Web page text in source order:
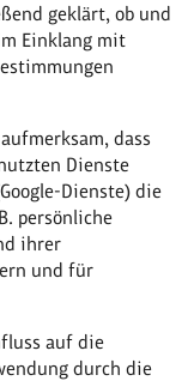
geklärt, ob und
Einklang mit
dass
Dienste
Dienste) die
persönliche
ihrer
und für
auf die
durch die